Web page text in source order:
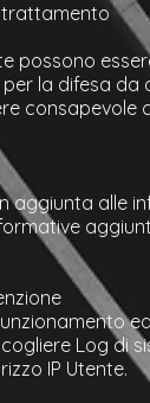
trattamento
possono
la difesa da
aggiunta
Log di
IP Utente.